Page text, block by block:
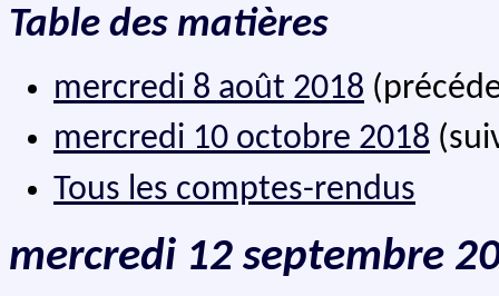
Table des matières
mercredi 8 août 2018
mercredi 10 octobre 2018
Tous les comptes-rendus
mercredi 12 septembre